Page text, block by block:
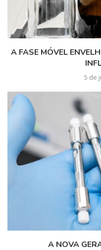
A FASE MÓVEL
5 de
A NOVA